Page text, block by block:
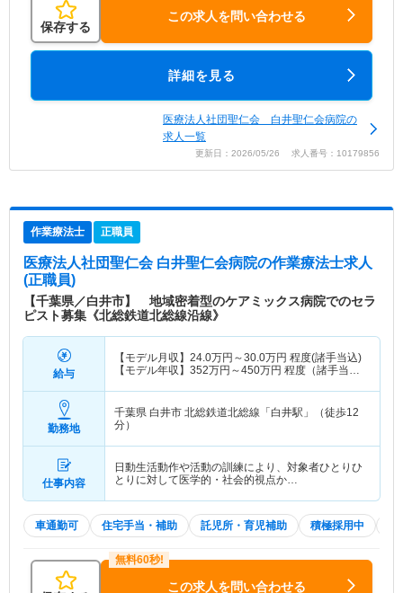
保存する
この求人を問い合わせる
詳細を見る
医療法人社団聖仁会 白井聖仁会病院の
求人一覧
更新日：2026/05/26 求人番号：10179856
作業療法士 正職員
医療法人社団聖仁会 白井聖仁会病院の作業療法士求人
(正職員)
【千葉県／白井市】 地域密着型のケアミックス病院でのセラ
ピスト募集《北総鉄道北総線沿線》
給与
【モデル月収】 24.0万円～30.0万円 程度(諸手当込)
【モデル年収】 352万円～450万円 程度（諸手当
勤務地
千葉県 白井市 北総鉄道北総線「白井駅」（徒歩12
分）
仕事内容
日動生活動作や活動の訓練により、対象者ひとりひ
とりに対して医学的・社会的視点か…
車通勤可 住宅手当・補助 託児所・育児補助 積極採用中
この求人を問い合わせる